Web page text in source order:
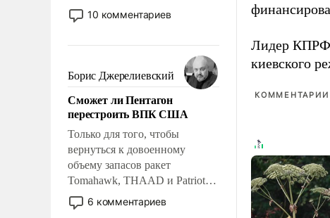
постепенно вытесняя и
отменяя традиционное
мужественным и твердым под
ударами судьбы, брать на себя
ответственность, помогать
слабым, идти вперед и
адаптироваться.
10 комментариев
Борис Джерелиевский
Сможет ли Пентагон
перестроить ВПК США
Только для того, чтобы
вернуться к довоенному
объему запасов ракет
Tomahawk, THAAD и Patriot
США потребуется более трех
лет. Даже небольшая война с
6 комментариев
Лидер КПРФ
киевского
КОММЕНТАРИИ